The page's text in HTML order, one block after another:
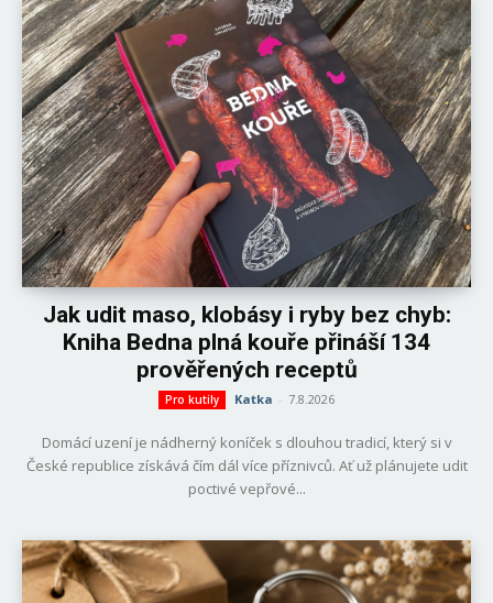
Jak udit maso, klobásy i ryby bez chyb:
Kniha Bedna plná kouře přináší 134
prověřených receptů
Pro kutily Katka - 7.8.2026
Domácí uzení je nádherný koníček s dlouhou tradicí, který si v
České republice získává čím dál více příznivců. Ať už plánujete udit
poctivé vepřové...